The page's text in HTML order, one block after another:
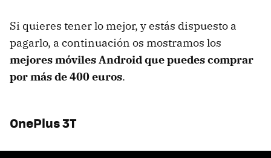
Si quieres tener lo mejor, y estás dispuesto a
pagarlo, a continuación os mostramos los
mejores móviles Android que puedes comprar
por más de 400 euros.
OnePlus 3T